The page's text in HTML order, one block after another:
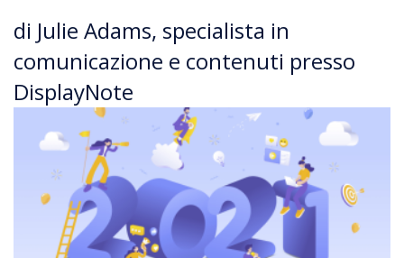
di Julie Adams, specialista in
comunicazione e contenuti presso
DisplayNote